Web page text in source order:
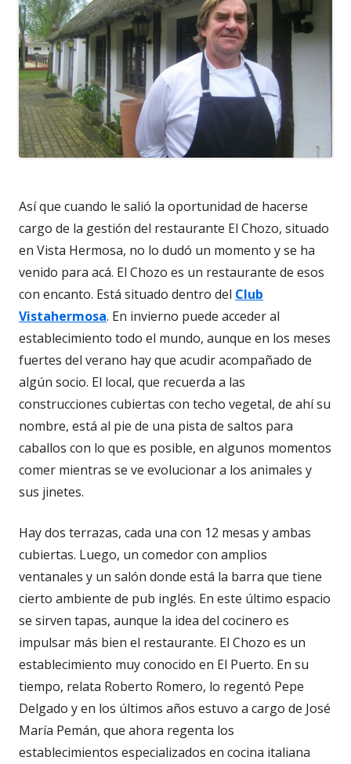
Así que cuando le salió la oportunidad de hacerse
cargo de la gestión del restaurante El Chozo, situado
en Vista Hermosa, no lo dudó un momento y se ha
venido para acá. El Chozo es un restaurante de esos
con encanto. Está situado dentro del Club
Vistahermosa. En invierno puede acceder al
establecimiento todo el mundo, aunque en los meses
fuertes del verano hay que acudir acompañado de
algún socio. El local, que recuerda a las
construcciones cubiertas con techo vegetal, de ahí su
nombre, está al pie de una pista de saltos para
caballos con lo que es posible, en algunos momentos
comer mientras se ve evolucionar a los animales y
sus jinetes.
Hay dos terrazas, cada una con 12 mesas y ambas
cubiertas. Luego, un comedor con amplios
ventanales y un salón donde está la barra que tiene
cierto ambiente de pub inglés. En este último espacio
se sirven tapas, aunque la idea del cocinero es
impulsar más bien el restaurante. El Chozo es un
establecimiento muy conocido en El Puerto. En su
tiempo, relata Roberto Romero, lo regentó Pepe
Delgado y en los últimos años estuvo a cargo de José
María Pemán, que ahora regenta los
establecimientos especializados en cocina italiana